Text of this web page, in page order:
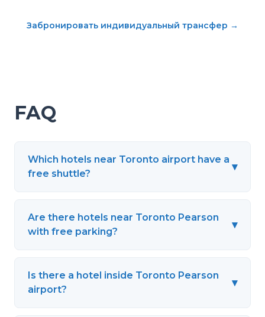
Забронировать индивидуальный трансфер →
FAQ
Which hotels near Toronto airport have a
free shuttle?
▾
Are there hotels near Toronto Pearson
with free parking?
▾
Is there a hotel inside Toronto Pearson
airport?
▾